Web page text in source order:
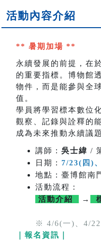
活動內容介紹
** 暑期加場 **
永續發展的前提，在
的重要指標。博物館
物件，而是能參與全
值。
學員將學習標本數位
觀察、記錄與詮釋的
成為未來推動永續議
講師： 吳士緯 /
日期： 7/23(四)
地點：臺博館南
活動流程：
活動介紹
→
※ 4/6(一)、4/
｜報名資訊｜